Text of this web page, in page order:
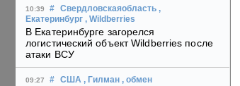
10:39 # Свердловскаяобласть ,
Екатеринбург , Wildberries
В Екатеринбурге загорелся
логистический объект Wildberries после
атаки ВСУ
09:27 # США , Гилман , обмен